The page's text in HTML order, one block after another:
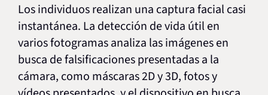
Los individuos realizan una captura facial casi
instantánea. La detección de vida útil en
varios fotogramas analiza las imágenes en
busca de falsificaciones presentadas a la
cámara, como máscaras 2D y 3D, fotos y